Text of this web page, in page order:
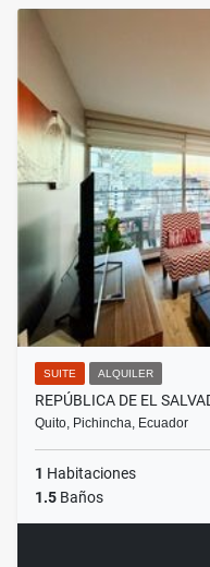
SUITE ALQUILER
REPÚBLICA DE EL
Quito, Pichincha, Ecuador
1 Habitaciones
1.5 Baños